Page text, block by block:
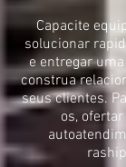
Capacite
solucionar
e entregar
construa
seus clientes.
os,